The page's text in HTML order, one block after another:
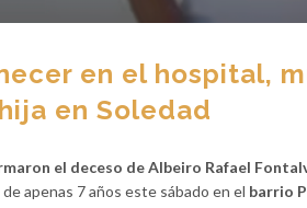
en el hospital,
en Soledad
el deceso de Albeiro Rafael
apenas 7 años este sábado en el barrio